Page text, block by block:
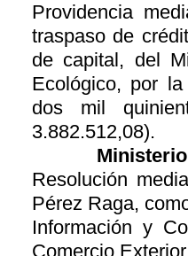
Providencia
traspaso de
de capital, del
Ecológico, por
dos mil
3.882.512,08).
Resolución
Pérez Raga,
Información y
Comercio